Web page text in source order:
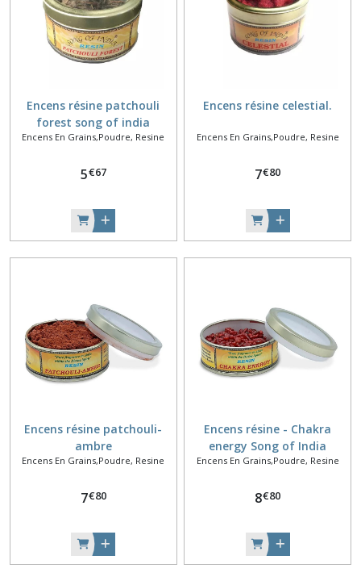
Encens résine patchouli
forest song of india
Encens En Grains,Poudre, Resine
5€67
Encens résine celestial.
Encens En Grains,Poudre, Resine
7€80
Encens résine patchouli-
ambre
Encens En Grains,Poudre, Resine
7€80
Encens résine - Chakra
energy Song of India
Encens En Grains,Poudre, Resine
8€80